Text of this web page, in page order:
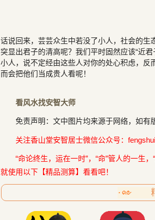
话说回来，芸芸众生中若没了小人，社会的
突显出君子的清高呢？我们平时固然应该“近
小人，说不定经由这些人对你的处心积虑，反
而会把他们当成贵人看呢！
看风水找安智大师
免责声明：文中图片均来源于网络，如有
关注香山堂安智居士微信公众号：
“命论终生，运在一时”，“命”管人的一生
就使用以下【精品测算】看看吧！